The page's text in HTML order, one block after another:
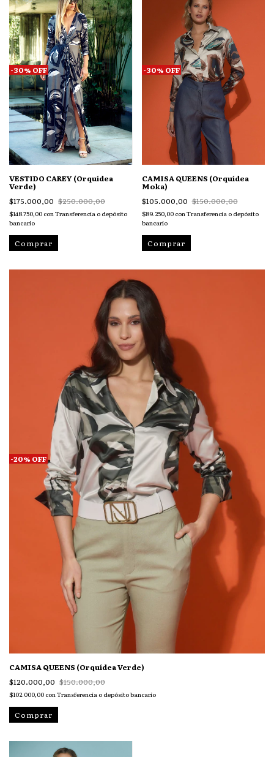
-30% OFF
VESTIDO CAREY (Orquídea
Verde)
$175.000,00 $250.000,00
$148.750,00 conTransferencia o depósito
bancario
Comprar
-30% OFF
CAMISA QUEENS (Orquídea
Moka)
$105.000,00 $150.000,00
$89.250,00 conTransferencia o depósito
bancario
Comprar
-20% OFF
CAMISA QUEENS (Orquídea Verde)
$120.000,00 $150.000,00
$102.000,00 conTransferencia o depósito bancario
Comprar